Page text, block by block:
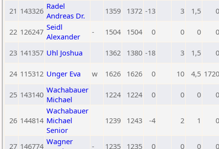
21 143326 Radel
Andreas Dr.
1359 1372 -13 3 1,5 0
22 126247 Seidl
Alexander
- 1504 1504 0 0 0 0
23 141357 Uhl Joshua 1362 1380 -18 3 1,5 0
24 115312 Unger Eva w 1626 1626 0 10 4,5 1720
25 143140 Wachabauer
Michael
1224 1224 0 0 0 0
26 144814
Wachabauer
Michael
Senior
1239 1243 -4 2 1 0
27 146774 Wagner
- 1235 1235 0 0 0 0